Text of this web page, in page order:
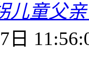
儿童父
日